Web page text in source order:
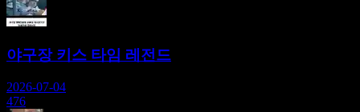
야구장 키스 타임 레전드
2026-07-04
476